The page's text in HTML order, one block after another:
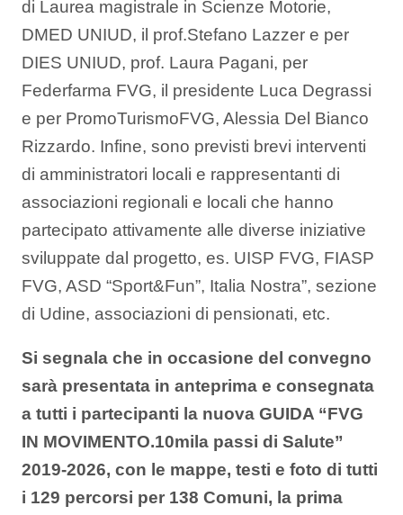
di Laurea magistrale in Scienze Motorie,
DMED UNIUD, il prof.Stefano Lazzer e per
DIES UNIUD, prof. Laura Pagani, per
Federfarma FVG, il presidente Luca Degrassi
e per PromoTurismoFVG, Alessia Del Bianco
Rizzardo. Infine, sono previsti brevi interventi
di amministratori locali e rappresentanti di
associazioni regionali e locali che hanno
partecipato attivamente alle diverse iniziative
sviluppate dal progetto, es. UISP FVG, FIASP
FVG, ASD “Sport&Fun”, Italia Nostra”, sezione
di Udine, associazioni di pensionati, etc.
Si segnala che in occasione del convegno
sarà presentata in anteprima e consegnata
a tutti i partecipanti la nuova GUIDA “FVG
IN MOVIMENTO.10mila passi di Salute”
2019-2026, con le mappe, testi e foto di tutti
i 129 percorsi per 138 Comuni, la prima